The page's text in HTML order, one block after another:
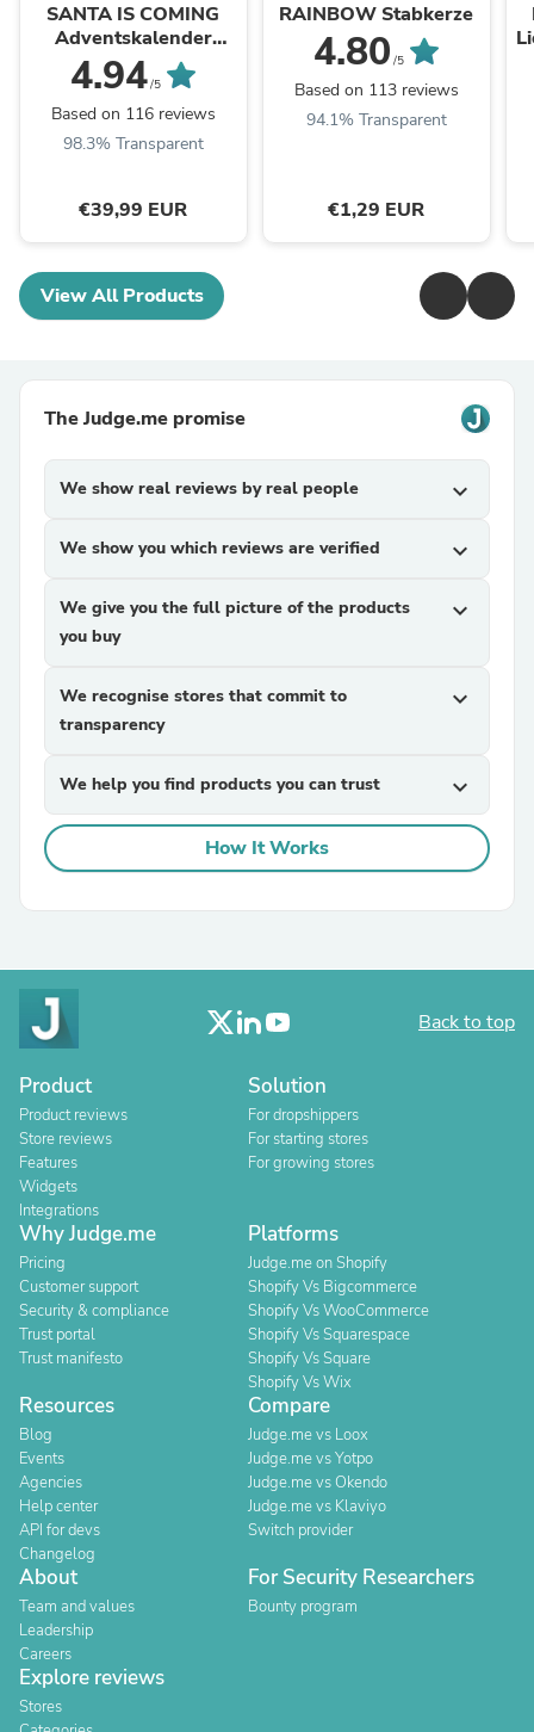
SANTA IS COMING
Adventskalender
Tassel L 123 x B 71cm
4.94/5
Based on 116 reviews
98.3% Transparent
€39,99 EUR
RAINBOW Stabkerze
4.80 /5
Based on 113 reviews
94.1% Transparent
€1,29 EUR
View All Products
The Judge.me promise
We show real reviews by real people expand_more
We show you which reviews are verified expand_more
We give you the full picture of the products
you buy
expand_more
We recognise stores that commit to
transparency
expand_more
We help you find products you can trust expand_more
How It Works
Back to top
Product
Product reviews
Store reviews
Features
Widgets
Integrations
Solution
For dropshippers
For starting stores
For growing stores
Why Judge.me
Pricing
Customer support
Security & compliance
Trust portal
Trust manifesto
Platforms
Judge.me on Shopify
Shopify Vs Bigcommerce
Shopify Vs WooCommerce
Shopify Vs Squarespace
Shopify Vs Square
Shopify Vs Wix
Resources
Blog
Events
Agencies
Help center
API for devs
Changelog
Compare
Judge.me vs Loox
Judge.me vs Yotpo
Judge.me vs Okendo
Judge.me vs Klaviyo
Switch provider
About
Team and values
Leadership
Careers
For Security Researchers
Bounty program
Explore reviews
Stores